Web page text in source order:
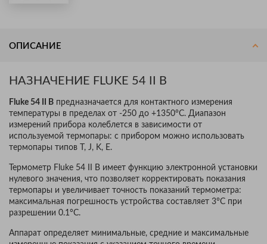
ОПИСАНИЕ
НАЗНАЧЕНИЕ FLUKE 54 II B
Fluke 54 II B предназначается для контактного измерения
температуры в пределах от -250 до +1350°С. Диапазон
измерений прибора колеблется в зависимости от
используемой термопары: с прибором можно использовать
термопары типов T, J, K, E.
Термометр Fluke 54 II B имеет функцию электронной установки
нулевого значения, что позволяет корректировать показания
термопары и увеличивает точность показаний термометра:
максимальная погрешность устройства составляет 3°C при
разрешении 0.1°С.
Аппарат определяет минимальные, средние и максимальные